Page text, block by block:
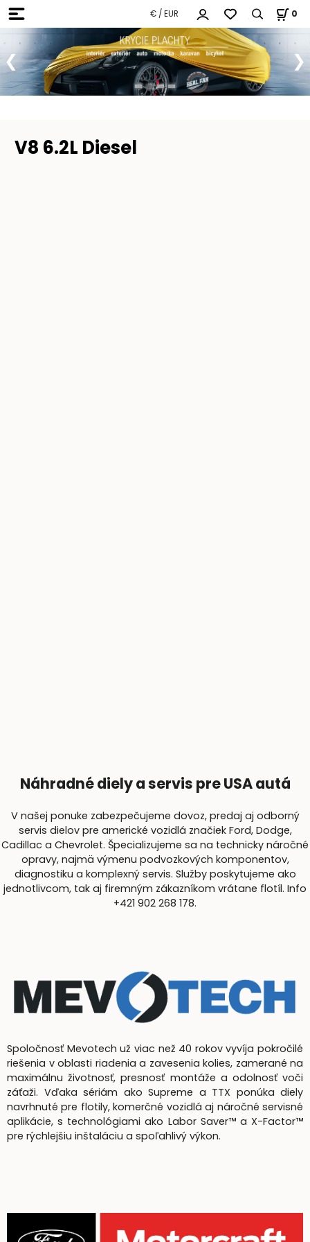
€ / EUR 0
V8 6.2L Diesel
Náhradné diely a servis pre USA autá
V našej ponuke zabezpečujeme dovoz, predaj aj odborný
servis dielov pre americké vozidlá značiek Ford, Dodge,
Cadillac a Chevrolet. Špecializujeme sa na technicky náročné
opravy, najmä výmenu podvozkových komponentov,
diagnostiku a komplexný servis. Služby poskytujeme ako
jednotlivcom, tak aj firemným zákazníkom vrátane flotíl. Info
+421 902 268 178.
Spoločnosť Mevotech už viac než 40 rokov vyvíja pokročilé
riešenia v oblasti riadenia a zavesenia kolies, zamerané na
maximálnu životnosť, presnosť montáže a odolnosť voči
záťaži. Vďaka sériám ako Supreme a TTX ponúka diely
navrhnuté pre flotily, komerčné vozidlá aj náročné servisné
aplikácie, s technológiami ako Labor Saver™ a X-Factor™
pre rýchlejšiu inštaláciu a spoľahlivý výkon.